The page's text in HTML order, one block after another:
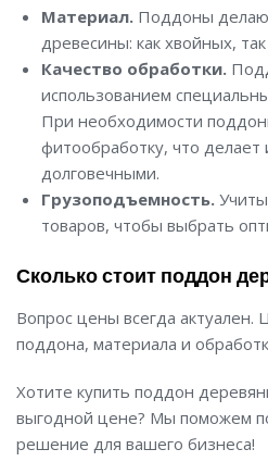
Материал.Поддоны
древесины: как хвойных,
Качество обработки.
использованием
При необходимости
фитообработку, что делает
долговечными.
Грузоподъемность.
товаров, чтобы выбрать
Сколько стоит поддон
Вопрос цены всегда актуален.
поддона, материала и
Хотите купить поддон
выгодной цене? Мы поможем
решение для вашего бизнеса!
ЗАКАЗАТЬ
Ваше имя*